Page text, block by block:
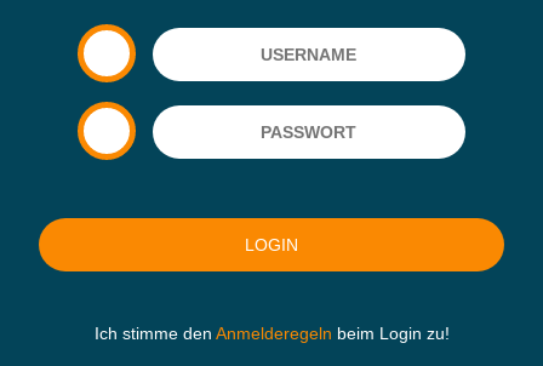
Ich stimme den Anmelderegeln beim Login zu!